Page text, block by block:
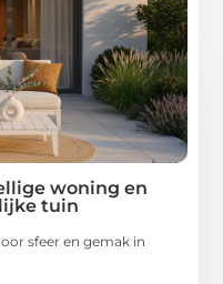
woning en
tuin
sfeer en gemak in